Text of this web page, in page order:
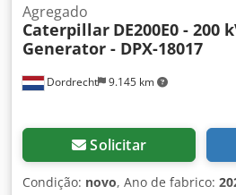
Dordrecht 9.145 km
Agregado
Caterpillar DE200E0 - 200
Generator - DPX-18017
Solicitar
Condição: novo, Ano de fabrico: